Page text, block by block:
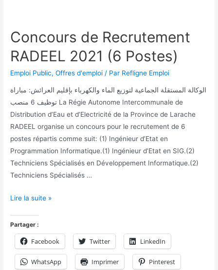
Concours de Recrutement
RADEEL 2021 (6 Postes)
Emploi Public,Offres d'emploi / Par Refligne Emploi
الوكالة المستقلة الجماعية لتوزيع الماء والكهرباء بإقليم العرائش: مباراة
توظيف 6 منصب La Régie Autonome Intercommunale de
Distribution d’Eau et d’Electricité de la Province de Larache
RADEEL organise un concours pour le recrutement de 6
postes répartis comme suit: (1) Ingénieur d’Etat en
Programmation Informatique.(1) Ingénieur d’Etat en SIG.(2)
Techniciens Spécialisés en Développement Informatique.(2)
Techniciens Spécialisés …
Lire la suite »
Partager :
Facebook Twitter LinkedIn
WhatsApp Imprimer Pinterest